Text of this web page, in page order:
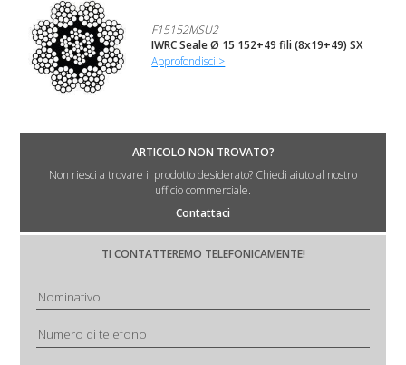
F15152MSU2
IWRC Seale Ø 15 152+49 fili (8x19+49) SX
Approfondisci >
ARTICOLO NON TROVATO?
Non riesci a trovare il prodotto desiderato? Chiedi aiuto al nostro
ufficio commerciale.
Contattaci
TI CONTATTEREMO TELEFONICAMENTE!